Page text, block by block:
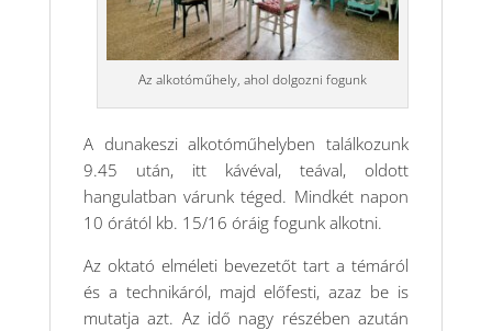
Az alkotóműhely, ahol dolgozni fogunk
A dunakeszi alkotóműhelyben találkozunk
9.45 után, itt kávéval, teával, oldott
hangulatban várunk téged. Mindkét napon
10 órától kb. 15/16 óráig fogunk alkotni.
Az oktató elméleti bevezetőt tart a témáról
és a technikáról, majd előfesti, azaz be is
mutatja azt. Az idő nagy részében azután